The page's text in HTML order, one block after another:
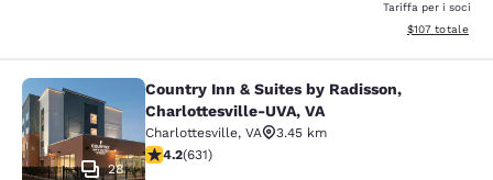
Tariffa per i soci
Visualizza i
$107 totale
Country Inn & Suites by Radisson,
28
Country Inn & Suites by Radisson,
Charlottesville-UVA, VA
Charlottesville, VA
3.45 km
Valutazione di 4.21 stelle. Ottimo. 631 recensioni
4.2(631)